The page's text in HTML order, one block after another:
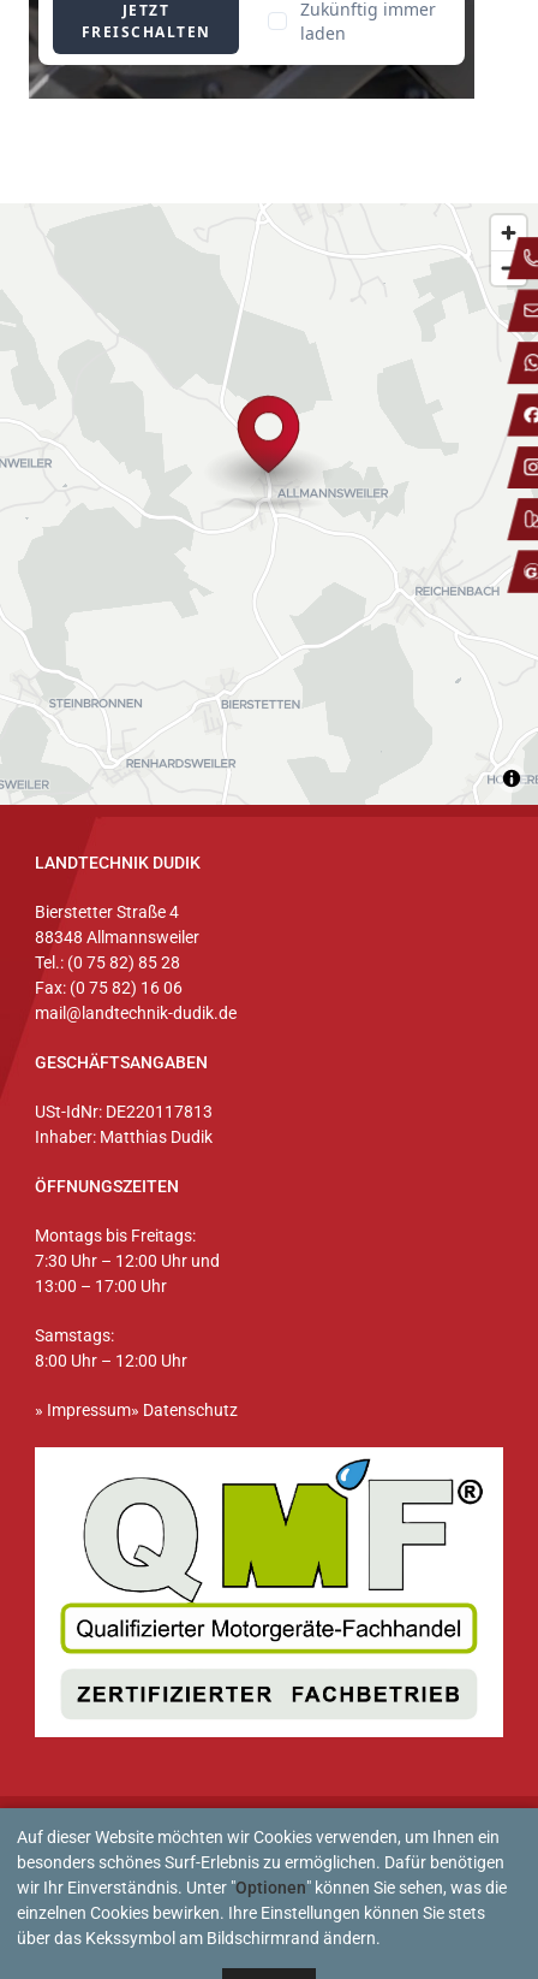
LANDTECHNIK DUDIK
Bierstetter Straße 4
88348 Allmannsweiler
Tel.: (0 75 82) 85 28
Fax: (0 75 82) 16 06
mail@landtechnik-dudik.de
GESCHÄFTSANGABEN
USt-IdNr: DE220117813
Inhaber: Matthias Dudik
ÖFFNUNGSZEITEN
Montags bis Freitags:
7:30 Uhr – 12:00 Uhr und
13:00 – 17:00 Uhr
Samstags:
8:00 Uhr – 12:00 Uhr
» Impressum» Datenschutz
Auf dieser Website möchten wir Cookies verwenden, um Ihnen ein
besonders schönes Surf-Erlebnis zu ermöglichen. Dafür benötigen
wir Ihr Einverständnis. Unter "Optionen" können Sie sehen, was die
einzelnen Cookies bewirken. Ihre Einstellungen können Sie stets
über das Kekssymbol am Bildschirmrand ändern.